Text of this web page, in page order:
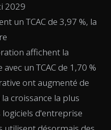
2029
un TCAC de 3,97 %, la
affichent la
un TCAC de 1,70 %
ont augmenté de
croissance la plus
d'entreprise